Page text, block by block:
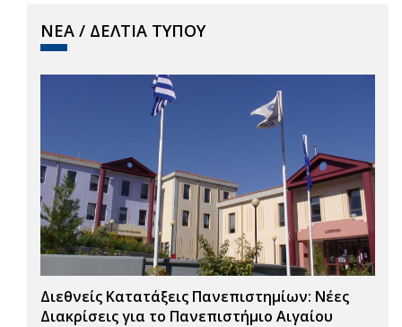
ΝΕΑ / ΔΕΛΤΙΑ ΤΥΠΟΥ
Διεθνείς Κατατάξεις Πανεπιστημίων: Νέες
Διακρίσεις για το Πανεπιστήμιο Αιγαίου